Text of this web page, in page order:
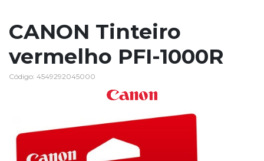
CANON Tinteiro
vermelho PFI-1000R
Código: 4549292045000